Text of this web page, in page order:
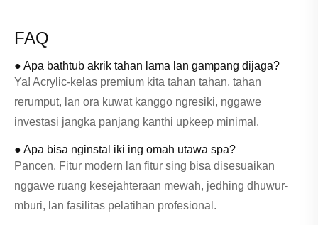
FAQ
● Apa bathtub akrik tahan lama lan gampang dijaga?
Ya! Acrylic-kelas premium kita tahan tahan, tahan
rerumput, lan ora kuwat kanggo ngresiki, nggawe
investasi jangka panjang kanthi upkeep minimal.
● Apa bisa nginstal iki ing omah utawa spa?
Pancen. Fitur modern lan fitur sing bisa disesuaikan
nggawe ruang kesejahteraan mewah, jedhing dhuwur-
mburi, lan fasilitas pelatihan profesional.